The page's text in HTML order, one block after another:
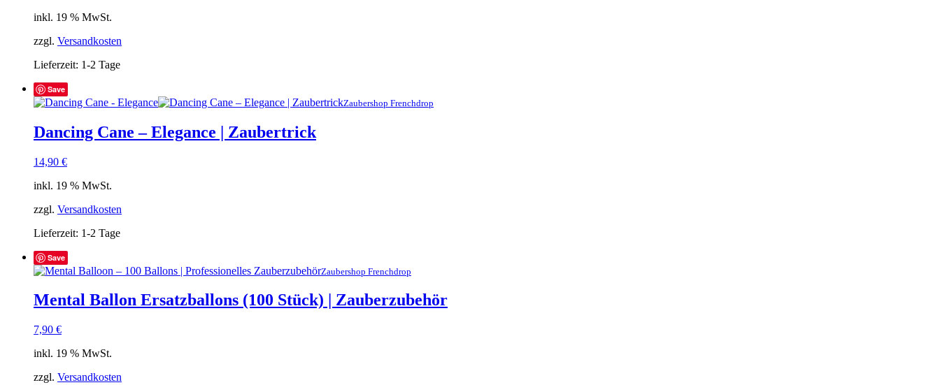
inkl. 19 % MwSt.
zzgl. Versandkosten
Lieferzeit: 1-2 Tage
Save
Zaubershop Frenchdrop
Dancing Cane – Elegance | Zaubertrick
14,90 €
inkl. 19 % MwSt.
zzgl. Versandkosten
Lieferzeit: 1-2 Tage
Save
Zaubershop Frenchdrop
Mental Ballon Ersatzballons (100 Stück) | Zauberzubehör
7,90 €
inkl. 19 % MwSt.
zzgl. Versandkosten